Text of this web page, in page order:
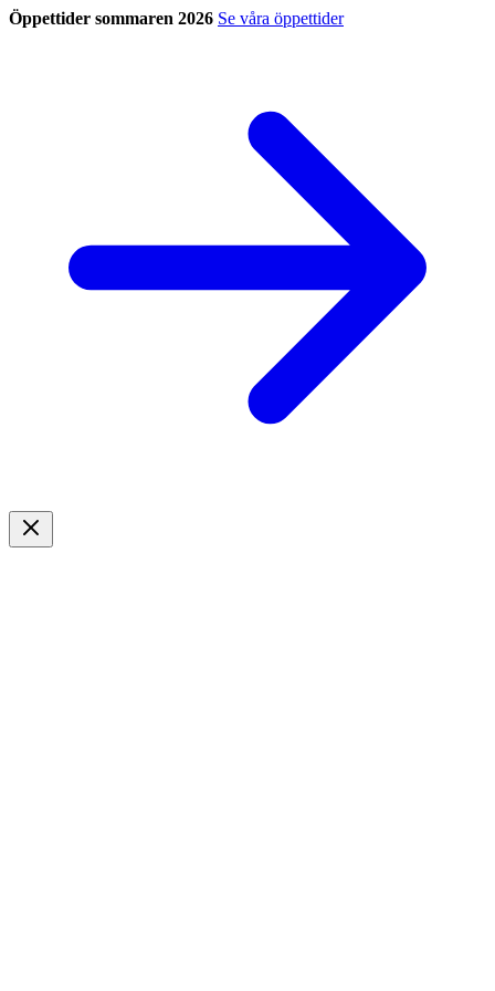
Öppettider sommaren 2026 Se våra öppettider